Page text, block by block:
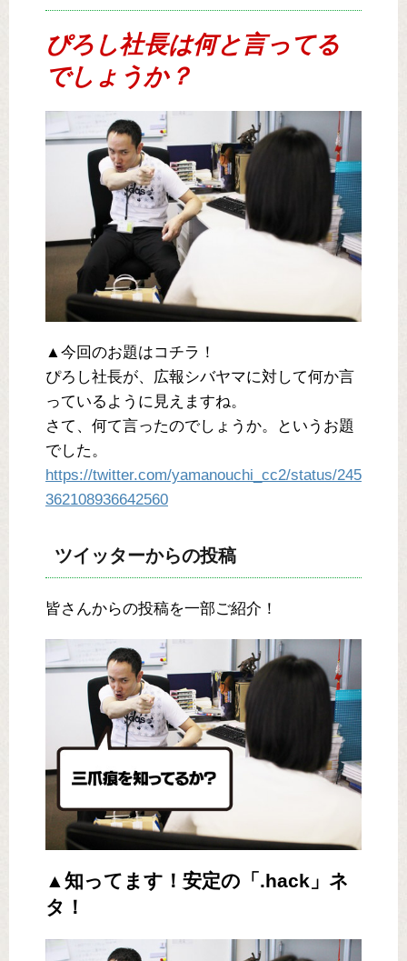
ぴろし社長は何と言ってる
でしょうか？
▲今回のお題はコチラ！
ぴろし社長が、広報シバヤマに対して何か言
っているように見えますね。
さて、何て言ったのでしょうか。というお題
でした。
https://twitter.com/yamanouchi_cc2/status/245
362108936642560
ツイッターからの投稿
皆さんからの投稿を一部ご紹介！
▲知ってます！安定の「.hack」ネ
タ！